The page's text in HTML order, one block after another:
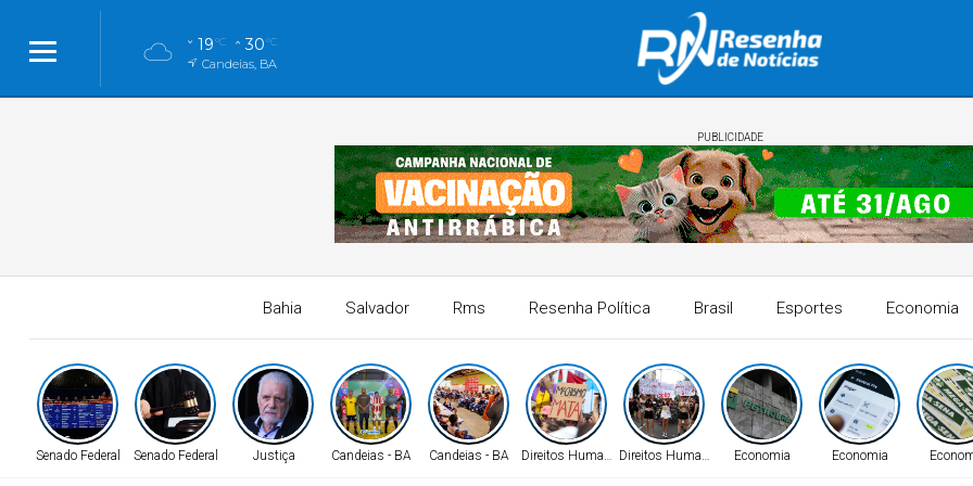
19°C 30°C
Candeias, BA
PUBLICIDADE
Bahia Salvador Rms Resenha Política Brasil Esportes Economia
Senado Federal Senado Federal Justiça Candeias - BA Candeias - BA Direitos HumanosDireitos Humanos Economia Economia